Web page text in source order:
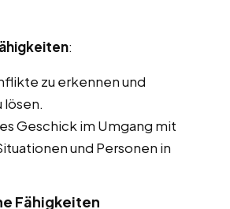
:
zu erkennen und
lösen.
Geschick im Umgang mit
und Personen in
Fähigkeiten